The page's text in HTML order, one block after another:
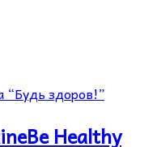
“Будь здоров!”
Be Healthy